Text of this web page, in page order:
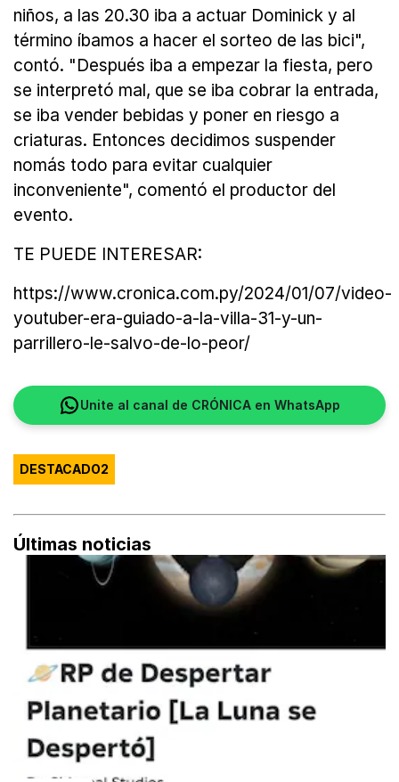
niños, a las 20.30 iba a actuar Dominick y al
término íbamos a hacer el sorteo de las bici",
contó. "Después iba a empezar la fiesta, pero
se interpretó mal, que se iba cobrar la entrada,
se iba vender bebidas y poner en riesgo a
criaturas. Entonces decidimos suspender
nomás todo para evitar cualquier
inconveniente", comentó el productor del
evento.
TE PUEDE INTERESAR:
https://www.cronica.com.py/2024/01/07/video-
youtuber-era-guiado-a-la-villa-31-y-un-
parrillero-le-salvo-de-lo-peor/
Unite al canal de CRÓNICA en WhatsApp
DESTACADO2
Últimas noticias